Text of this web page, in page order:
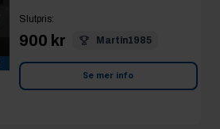
Slutpris:
900 kr Martin1985
Se mer info